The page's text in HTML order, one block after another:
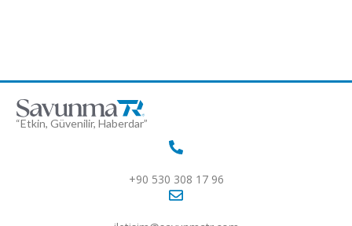
“Etkin, Güvenilir, Haberdar”
+90 530 308 17 96